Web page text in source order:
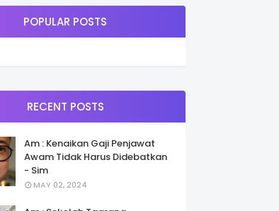
POPULAR POSTS
RECENT POSTS
Am : Kenaikan Gaji Penjawat
Awam Tidak Harus Didebatkan
- Sim
MAY 02, 2024